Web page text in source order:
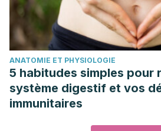
ANATOMIE ET PHYSIOLOGIE
5 habitudes simples pour
système digestif et vos
immunitaires